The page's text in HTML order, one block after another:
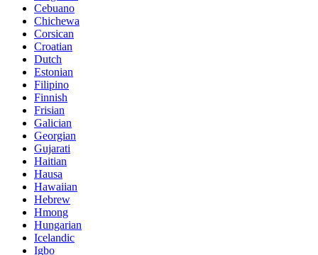
Cebuano
Chichewa
Corsican
Croatian
Dutch
Estonian
Filipino
Finnish
Frisian
Galician
Georgian
Gujarati
Haitian
Hausa
Hawaiian
Hebrew
Hmong
Hungarian
Icelandic
Igbo